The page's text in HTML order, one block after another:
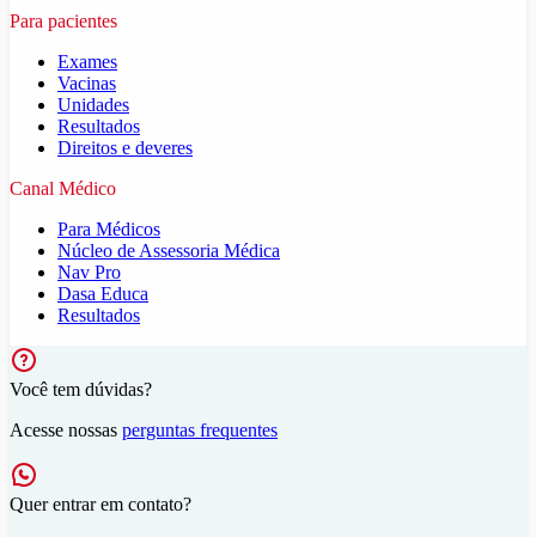
Para pacientes
Exames
Vacinas
Unidades
Resultados
Direitos e deveres
Canal Médico
Para Médicos
Núcleo de Assessoria Médica
Nav Pro
Dasa Educa
Resultados
Você tem dúvidas?
Acesse nossas perguntas frequentes
Quer entrar em contato?